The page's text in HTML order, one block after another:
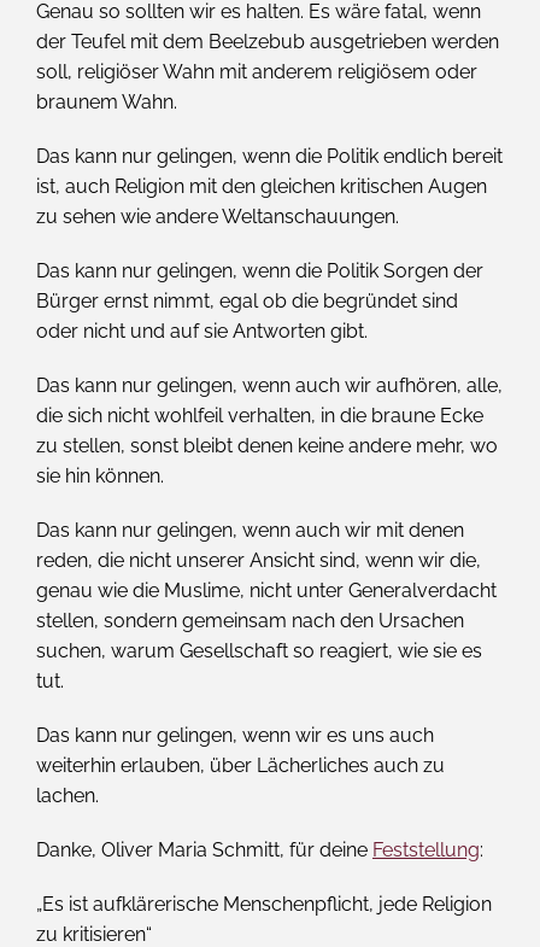
Genau so sollten wir es halten. Es wäre fatal, wenn
der Teufel mit dem Beelzebub ausgetrieben werden
soll, religiöser Wahn mit anderem religiösem oder
braunem Wahn.
Das kann nur gelingen, wenn die Politik endlich bereit
ist, auch Religion mit den gleichen kritischen Augen
zu sehen wie andere Weltanschauungen.
Das kann nur gelingen, wenn die Politik Sorgen der
Bürger ernst nimmt, egal ob die begründet sind
oder nicht und auf sie Antworten gibt.
Das kann nur gelingen, wenn auch wir aufhören, alle,
die sich nicht wohlfeil verhalten, in die braune Ecke
zu stellen, sonst bleibt denen keine andere mehr, wo
sie hin können.
Das kann nur gelingen, wenn auch wir mit denen
reden, die nicht unserer Ansicht sind, wenn wir die,
genau wie die Muslime, nicht unter Generalverdacht
stellen, sondern gemeinsam nach den Ursachen
suchen, warum Gesellschaft so reagiert, wie sie es
tut.
Das kann nur gelingen, wenn wir es uns auch
weiterhin erlauben, über Lächerliches auch zu
lachen.
Danke, Oliver Maria Schmitt, für deine Feststellung:
„Es ist aufklärerische Menschenpflicht, jede Religion
zu kritisieren“